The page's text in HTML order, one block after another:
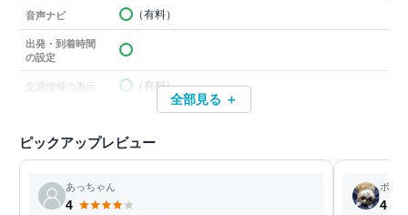
音声ナビ （有料）
出発・到着時間
の設定
交通情報の表示 （有料）
全部見る ＋
ピックアップレビュー
あっちゃん
4
ボム
4